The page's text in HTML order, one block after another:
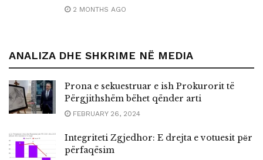
2 MONTHS AGO
ANALIZA DHE SHKRIME NË MEDIA
Prona e sekuestruar e ish Prokurorit të
Përgjithshëm bëhet qënder arti
FEBRUARY 26, 2024
Integriteti Zgjedhor: E drejta e votuesit pёr
përfaqësim